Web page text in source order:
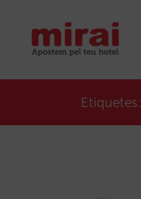
Etiquetes: